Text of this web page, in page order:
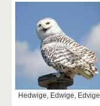
Hedwige, Edwige, Edvige